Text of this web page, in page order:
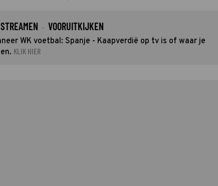
STREAMEN · VOORUITKIJKEN
WK voetbal: Spanje - Kaapverdië op tv is of waar je
KLIK HIER